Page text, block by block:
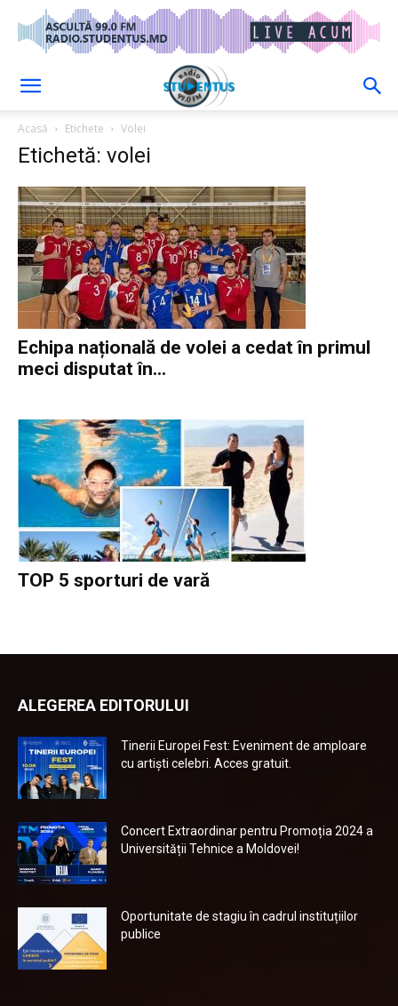
Acasă Etichete Volei
Etichetă: volei
Echipa națională de volei a cedat în primul
meci disputat în...
TOP 5 sporturi de vară
ALEGEREA EDITORULUI
Tinerii Europei Fest: Eveniment de amploare
cu artiști celebri. Acces gratuit.
Concert Extraordinar pentru Promoția 2024 a
Universității Tehnice a Moldovei!
Oportunitate de stagiu în cadrul instituțiilor
publice